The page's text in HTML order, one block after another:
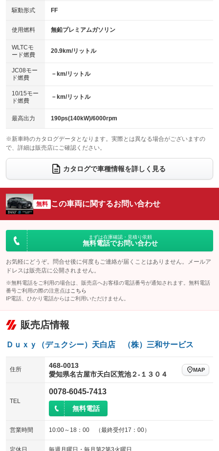
USB入力端子
：装備あり
100V電源
：装備あり
センターデフロック
：装備なし
電動格納ミラー
：装備あり
HID(キセノンライト)
：装備なし
バックカメラ
：装備あり
エアロ
：装備なし
：装備なし
パワーシート
ベンチシート
：装備なし
チップアップシート
：装備なし
：装備なし ：装備あり
ウォークスルー
：装備なし
電動リアゲート フロントカメラ
：装備あり
：装備あり ：装備あり
サイドカメラ
：装備あり ルーフレール
：装備あり
：装備なし
：装備あり
駆動形式 FF
使用燃料 無鉛プレミアムガソリン
WLTCモ
ード燃費
20.9km/リットル
JC08モー
ド燃費
－km/リットル
10/15モー
ド燃費
－km/リットル
最高出力 190ps(140kW)/6000rpm
※新車時のカタログデータとなります。実際とは異なる場合がございますの
で、詳細は販売店にご確認ください。
カタログで車種情報を詳しく見る
無料 この車両に関するお問い合わせ
まずは在庫確認・見積り依頼
無料電話でお問い合わせ
お気軽にどうぞ。問合せ後に何度もご連絡が届くことはありません。メールア
ドレスは販売店に公開されません。
※無料電話をご利用の場合は、販売店へお客様の電話番号が通知されます。無料電話
番号ご利用の際の注意点は こちら
IP電話、ひかり電話からはご利用いただけません。
販売店情報
Ｄｕｘｙ（デュクシー）天白店 （株）三和サービス
住所
468-0013
愛知県名古屋市天白区荒池２‐１３０４
MAP
TEL
0078-6045-7413
無料電話
営業時間 10:00～18：00 （最終受付17：00）
定休日 毎週月曜日・毎月第2第3火曜日